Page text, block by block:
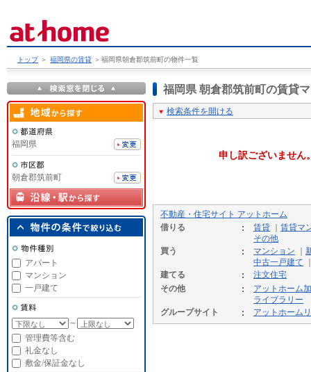
トップ ＞ 福岡県の賃貸 ＞ 福岡県朝倉郡筑前町の物件一覧
福岡県 朝倉郡筑前町の賃貸
検索条件を開ける
申し訳ございません
不動産・住宅サイト アットホーム
借りる
賃貸
賃貸マ
その他
買う
マンション
中古一戸建て
建てる
注文住宅
その他
アットホーム
ライブラリー
グループサイト
アットホーム
福岡県
朝倉郡筑前町
アパート
マンション
一戸建て
～
管理費等含む
礼金なし
敷金/保証金なし